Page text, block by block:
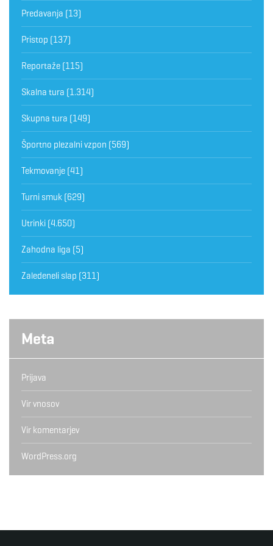
Predavanja (13)
Pristop (137)
Reportaže (115)
Skalna tura (1.314)
Skupna tura (149)
Športno plezalni vzpon (569)
Tekmovanje (41)
Turni smuk (629)
Utrinki (4.650)
Zahodna liga (5)
Zaledeneli slap (311)
Meta
Prijava
Vir vnosov
Vir komentarjev
WordPress.org